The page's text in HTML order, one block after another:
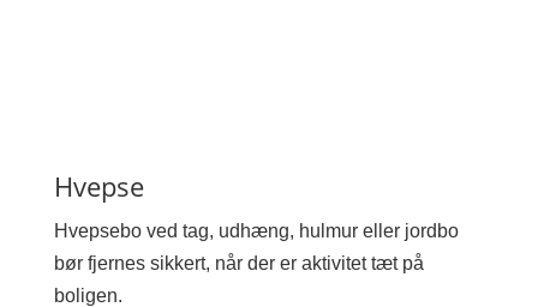
Hvepse
Hvepsebo ved tag, udhæng, hulmur eller jordbo
bør fjernes sikkert, når der er aktivitet tæt på
boligen.